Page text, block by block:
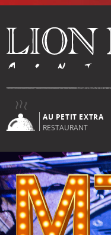
AU PETIT EXTRA
RESTAURANT